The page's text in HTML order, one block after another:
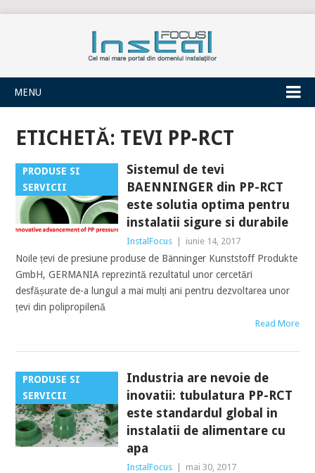
INSTALFOCUS
MENU
ETICHETĂ: TEVI PP-RCT
PRODUSE SI
SERVICII
Sistemul de tevi
BAENNINGER din PP-RCT
este solutia optima pentru
instalatii sigure si durabile
InstalFocus iunie 14, 2017
Noile țevi de presiune produse de Bänninger Kunststoff Produkte
GmbH, GERMANIA reprezintă rezultatul unor cercetări
desfășurate de-a lungul a mai mulți ani pentru dezvoltarea unor
țevi din polipropilenă
Read More
PRODUSE SI
SERVICII
Industria are nevoie de
inovatii: tubulatura PP-RCT
este standardul global in
instalatii de alimentare cu
apa
InstalFocus mai 30, 2017